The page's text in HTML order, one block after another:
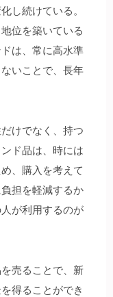
し続けている。
位を築いている
は、常に高水準
いことで、長年
けでなく、持つ
ド品は、時には
、購入を考えて
担を軽減するか
が利用するのが
売ることで、新
得ることができ